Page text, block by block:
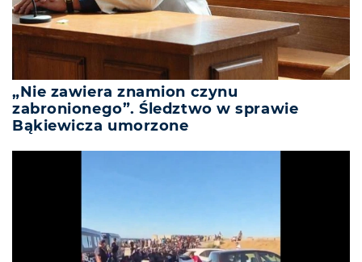
„Nie zawiera znamion czynu
zabronionego”. Śledztwo w sprawie
Bąkiewicza umorzone